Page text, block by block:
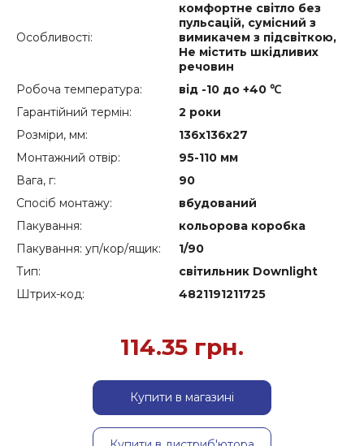
Особливості:
комфортне світло без
пульсацій, сумісний з
вимикачем з підсвіткою,
Не містить шкідливих
речовин
Робоча температура:
від -10 до +40 ℃
Гарантійний термін:
2 роки
Розміри, мм:
136x136x27
Монтажний отвір:
95-110 мм
Вага, г:
90
Спосіб монтажу:
вбудований
Пакування:
кольорова коробка
Пакування: уп/кор/ящик:
1/90
Тип:
cвітильник Downlight
Штрих-код:
4821191211725
114.35 грн.
Купити в магазині